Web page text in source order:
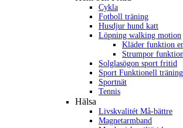
Cykla
Fotboll träning
Husdjur hund katt
Löpning walking motion
Kläder funktion
Strumpor
Solglasögon sport fritid
Sport Funktionell träning
Sportnät
Tennis
Hälsa
Livskvalitét Må-bättre
Magnetarmband